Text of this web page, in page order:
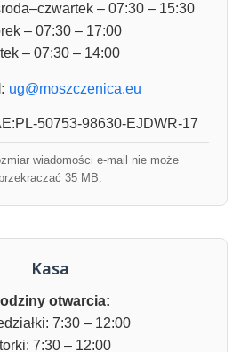
– 07:30 – 15:30
– 07:30 – 17:00
– 07:30 – 14:00
ug@moszczenica.eu
50753-98630-EJDWR-17
wiadomości e-mail nie może
przekraczać 35 MB.
Kasa
otwarcia:
7:30 – 12:00
7:30 – 12:00